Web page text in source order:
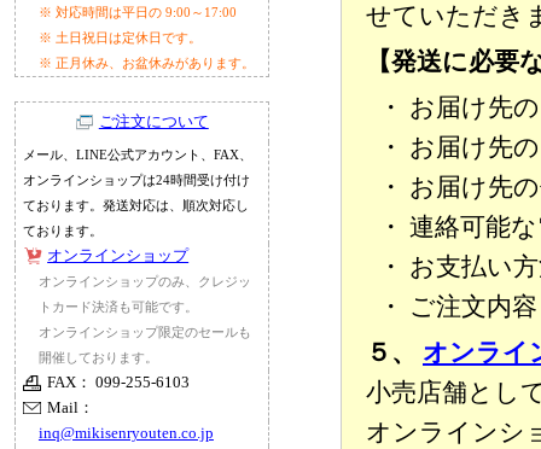
※ 対応時間は平日の 9:00～17:00
※ 土日祝日は定休日です。
※ 正月休み、お盆休みがあります。
ご注文について
メール、LINE公式アカウント、FAX、
オンラインショップは24時間受け付け
ております。発送対応は、順次対応し
ております。
オンラインショップ
オンラインショップのみ、クレジッ
トカード決済も可能です。
オンラインショップ限定のセールも
開催しております。
FAX： 099-255-6103
Mail：
inq@mikisenryouten.co.jp
せていただき
【発送に必要
・ お届け先
・ お届け先
・ お届け先
・ 連絡可能
・ お支払い
・ ご注文内容
５、 オンライ
小売店舗とし
オンラインシ